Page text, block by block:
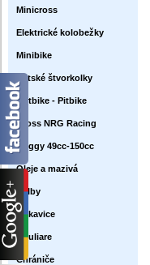
Minicross
Elektrické kolobežky
Minibike
Detské štvorkolky
Dirtbike - Pitbike
Cross NRG Racing
Buggy 49cc-150cc
Oleje a mazivá
Prilby
Rukavice
Okuliare
Chrániče